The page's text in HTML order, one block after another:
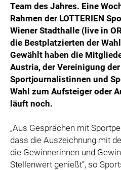
Team des Jahres. Eine
Rahmen der LOTTERIEN
Wiener Stadthalle (live in
die Bestplatzierten der
Gewählt haben die
Austria, der Vereinigung
Sportjournalistinnen und
Wahl zum Aufsteiger oder
läuft noch.
„Aus Gesprächen mit
dass die Auszeichnung mit
die Gewinnerinnen und
Stellenwert genießt“, so